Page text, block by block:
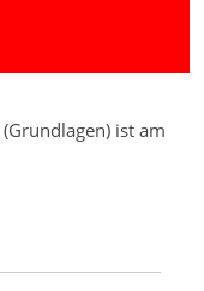
(Grundlagen) ist am